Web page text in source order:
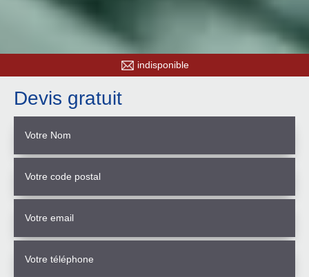
indisponible
Devis gratuit